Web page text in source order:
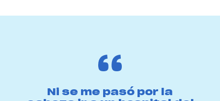
Ni se me pasó por la